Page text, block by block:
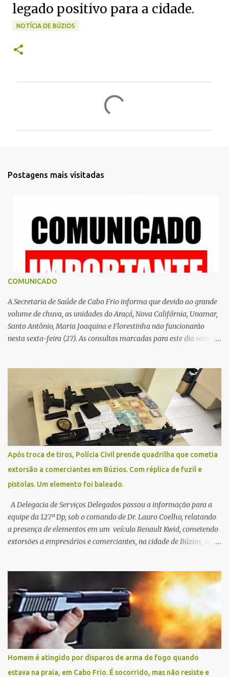
legado positivo para a cidade.
NOTÍCIA DE BÚZIOS
Postagens mais visitadas
COMUNICADO
A Secretaria de Saúde de Cabo Frio informa que devido ao grande
volume de chuva, as unidades do Araçá, Nova Califórnia, Unamar,
Santo Antônio, Maria Joaquina e Florestinha não funcionarão
nesta sexta-feira (27). As consultas marcadas para este dia serão
Contamos com a compreensão de toda população, pois se trata de
uma situação climática que foge ao controle da administração
pública.
Após troca de tiros, Polícia Civil prende quadrilha que cometia
extorsão a comerciantes em Búzios. Com réplica de fuzil e
pistolas. Um elemento foi baleado.
A Delegacia de Serviços Delegados passou a informação para a
equipe da 127ª Dp, sob o comando de Dr. Lauro Coelho, relatando
a presença de elementos em um veículo Renault Kwid, cometendo
extorsões a empresários e comerciantes, na cidade de Búzios, na
fugir da cidade Buziana. Um dos detidos é policial civil e este foi
baleado na perna na troca de tiros . Na ocorrência, três armas,
pistolas e uma réplica de fuzil, foram apreendidas. O homem
baleado foi identificado como Claudio Bastos, conhecido no meio
político.
Homem é atingido por disparos de arma de fogo quando
estava na praia, em Cabo Frio. É socorrido, mas não resiste e